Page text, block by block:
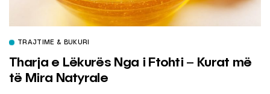
TRAJTIME & BUKURI
Tharja e Lëkurës Nga i Ftohti – Kurat më
të Mira Natyrale